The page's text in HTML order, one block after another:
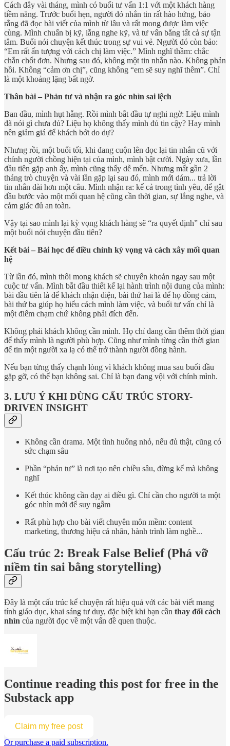
Cách đây vài tháng, mình có buổi tư vấn 1:1 với một khách hàng
tiềm năng. Trước buổi hẹn, người đó nhắn tin rất hào hứng, bảo
rằng đã đọc bài viết của mình từ lâu và rất mong được làm việc
cùng. Mình chuẩn bị kỹ, lắng nghe kỹ, và tư vấn bằng tất cả sự tận
tâm. Buổi nói chuyện kết thúc trong sự vui vẻ. Người đó còn bảo:
“Em rất ấn tượng với cách chị làm việc.” Mình nghĩ thầm: chắc
chắn chốt đơn. Nhưng sau đó, không một tin nhắn nào. Không phản
hồi. Không “cảm ơn chị”, cũng không “em sẽ suy nghĩ thêm”. Chỉ
là một khoảng lặng bất ngờ.
Thân bài – Phản tư và nhận ra góc nhìn sai lệch
Ban đầu, mình hụt hẫng. Rồi mình bắt đầu tự nghi ngờ: Liệu mình
đã nói gì chưa đủ? Liệu họ không thấy mình đủ tin cậy? Hay mình
nên giảm giá để khách bớt do dự?
Nhưng rồi, một buổi tối, khi đang cuộn lên đọc lại tin nhắn cũ với
chính người chồng hiện tại của mình, mình bật cười. Ngày xưa, lần
đầu tiên gặp anh ấy, mình cũng thấy dễ mến. Nhưng mất gần 2
tháng trò chuyện và vài lần gặp lại sau đó, mình mới dám... trả lời
tin nhắn dài hơn một câu. Mình nhận ra: kể cả trong tình yêu, để gật
đầu bước vào một mối quan hệ cũng cần thời gian, sự lắng nghe, và
cảm giác đủ an toàn.
Vậy tại sao mình lại kỳ vọng khách hàng sẽ “ra quyết định” chỉ sau
một buổi nói chuyện đầu tiên?
Kết bài – Bài học để điều chỉnh kỳ vọng và cách xây mối quan
hệ
Từ lần đó, mình thôi mong khách sẽ chuyển khoản ngay sau một
cuộc tư vấn. Mình bắt đầu thiết kế lại hành trình nội dung của mình:
bài đầu tiên là để khách nhận diện, bài thứ hai là để họ đồng cảm,
bài thứ ba giúp họ hiểu cách mình làm việc, và buổi tư vấn chỉ là
một điểm chạm chứ không phải đích đến.
Không phải khách không cần mình. Họ chỉ đang cần thêm thời gian
để thấy mình là người phù hợp. Cũng như mình từng cần thời gian
để tin một người xa lạ có thể trở thành người đồng hành.
Nếu bạn từng thấy chạnh lòng vì khách không mua sau buổi đầu
gặp gỡ, có thể bạn không sai. Chỉ là bạn đang vội với chính mình.
3. LƯU Ý KHI DÙNG CẤU TRÚC STORY-
DRIVEN INSIGHT
Không cần drama. Một tình huống nhỏ, nếu đủ thật, cũng có
sức chạm sâu
Phần “phản tư” là nơi tạo nên chiều sâu, đừng kể mà không
nghĩ
Kết thúc không cần dạy ai điều gì. Chỉ cần cho người ta một
góc nhìn mới để suy ngẫm
Rất phù hợp cho bài viết chuyên môn mềm: content
marketing, thương hiệu cá nhân, hành trình làm nghề...
Cấu trúc 2: Break False Belief (Phá vỡ
niềm tin sai bằng storytelling)
Đây là một cấu trúc kể chuyện rất hiệu quả với các bài viết mang
tính giáo dục, khai sáng tư duy, đặc biệt khi bạn cần thay đổi cách
nhìn của người đọc về một vấn đề quen thuộc.
Continue reading this post for free in the
Substack app
Claim my free post
Or purchase a paid subscription.